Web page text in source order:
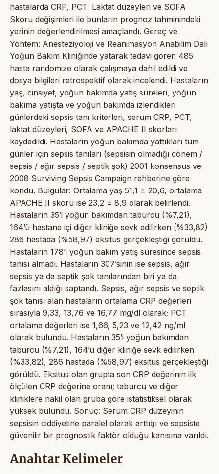
hastalarda CRP, PCT, Laktat düzeyleri ve SOFA
Skoru değişimleri ile bunların prognoz tahminindeki
yerinin değerlendirilmesi amaçlandı. Gereç ve
Yöntem: Anesteziyoloji ve Reanimasyon Anabilim Dalı
Yoğun Bakım Kliniğinde yatarak tedavi gören 485
hasta randomize olarak çalışmaya dahil edildi ve
dosya bilgileri retrospektif olarak incelendi. Hastaların
yaş, cinsiyet, yoğun bakımda yatış süreleri, yoğun
bakıma yatışta ve yoğun bakımda izlendikleri
günlerdeki sepsis tanı kriterleri, serum CRP, PCT,
laktat düzeyleri, SOFA ve APACHE II skorları
kaydedildi. Hastaların yoğun bakımda yattıkları tüm
günler için sepsis tanıları (sepsisin olmadığı dönem /
sepsis / ağır sepsis / septik şok) 2001 konsensus ve
2008 Surviving Sepsis Campaign rehberine göre
kondu. Bulgular: Ortalama yaş 51,1 ± 20,6, ortalama
APACHE II skoru ise 23,2 ± 8,9 olarak belirlendi.
Hastaların 35’i yoğun bakımdan taburcu (%7,21),
164’ü hastane içi diğer kliniğe sevk edilirken (%33,82)
286 hastada (%58,97) eksitus gerçekleştiği görüldü.
Hastaların 178’i yoğun bakım yatış süresince sepsis
tanısı almadı. Hastaların 307’sinin ise sepsis, ağır
sepsis ya da septik şok tanılarından biri ya da
fazlasını aldığı saptandı. Sepsis, ağır sepsis ve septik
şok tanısı alan hastaların ortalama CRP değerleri
sırasıyla 9,33, 13,76 ve 16,77 mg/dl olarak; PCT
ortalama değerleri ise 1,66, 5,23 ve 12,42 ng/ml
olarak bulundu. Hastaların 35’i yoğun bakımdan
taburcu (%7,21), 164’ü diğer kliniğe sevk edilirken
(%33,82), 286 hastada (%58,97) eksitus gerçekleştiği
görüldü. Eksitus olan grupta son CRP değerinin ilk
ölçülen CRP değerine oranı; taburcu ve diğer
kliniklere nakil olan gruba göre istatistiksel olarak
yüksek bulundu. Sonuç: Serum CRP düzeyinin
sepsisin ciddiyetine paralel olarak arttığı ve sepsiste
güvenilir bir prognostik faktör olduğu kanısına varıldı.
Anahtar Kelimeler